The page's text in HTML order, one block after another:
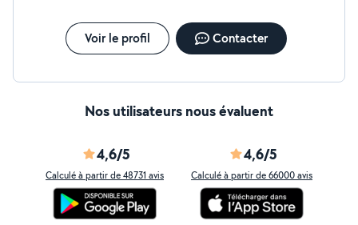
Voir le profil Contacter
Nos utilisateurs nous évaluent
4,6/5
Calculé à partir de 48731 avis
4,6/5
Calculé à partir de 66000 avis